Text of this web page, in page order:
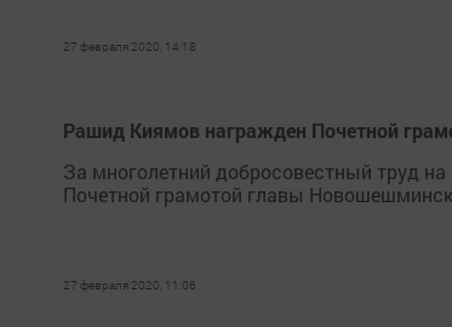
27 февраля 2020, 14:18
Рашид Киямов награжден Почетной
За многолетний добросовестный труд
Почетной грамотой главы
27 февраля 2020, 11:06